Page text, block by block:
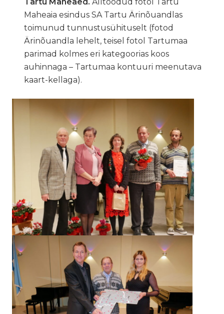
Maheaia esindus SA Tartu Ärinõuandlas
toimunud tunnustusühituselt (fotod
Ärinõuandla lehelt, teisel fotol Tartumaa
parimad kolmes eri kategoorias koos
auhinnaga – Tartumaa kontuuri meenutava
kaart-kellaga).